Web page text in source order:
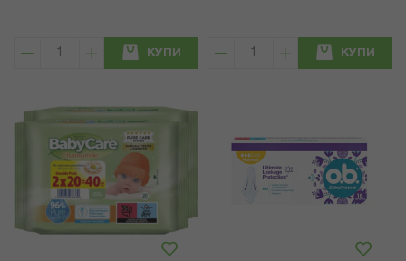
КУПИ КУПИ